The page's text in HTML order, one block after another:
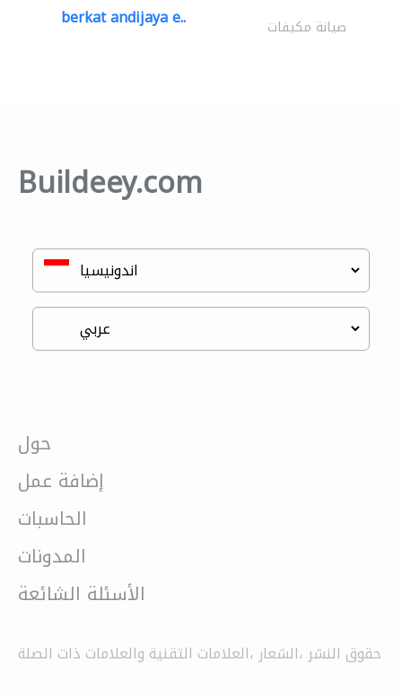
berkat andijaya e.. صيانة مكيفات
Buildeey.com
حول
إضافة عمل
الحاسبات
المدونات
الأسئلة الشائعة
حقوق النشر ،الشعار ،العلامات التقنية والعلامات ذات الصلة